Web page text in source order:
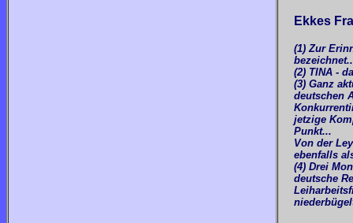
Ekkes
(1) Zur
(2) TINA -
(3) Ganz
deutschen
jetzige
Punkt...
Von der
ebenfalls
(4) Drei
deutsche